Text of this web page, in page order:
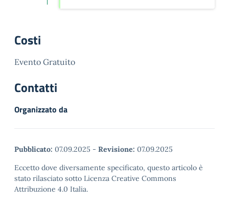
Costi
Evento Gratuito
Contatti
Organizzato da
Pubblicato: 07.09.2025 - Revisione: 07.09.2025
Eccetto dove diversamente specificato, questo articolo è
stato rilasciato sotto Licenza Creative Commons
Attribuzione 4.0 Italia.